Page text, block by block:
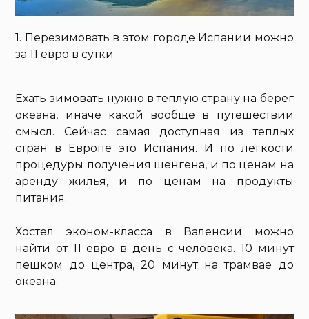
1. Перезимовать в этом городе Испании можно
за 11 евро в сутки
Ехать зимовать нужно в теплую страну на берег
океана, иначе какой вообще в путешествии
смысл. Сейчас самая доступная из теплых
стран в Европе это Испания. И по легкости
процедуры получения шенгена, и по ценам на
аренду жилья, и по ценам на продукты
питания.
Хостел эконом-класса в Валенсии можно
найти от 11 евро в день с человека. 10 минут
пешком до центра, 20 минут на трамвае до
океана.